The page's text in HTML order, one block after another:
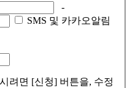
-
SMS 및 카카오알림
려면 [신청] 버튼을, 수정